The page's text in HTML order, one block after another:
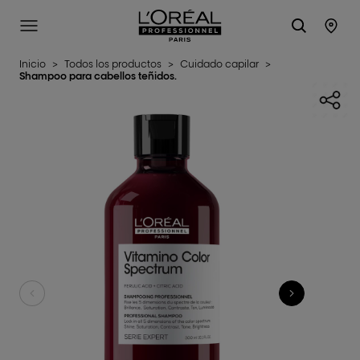
L'Oréal Professionnel Paris
SITE MENU
Inicio > Todos los productos > Cuidado capilar >
Shampoo para cabellos teñidos.